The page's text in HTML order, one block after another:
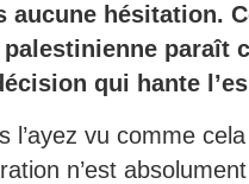
aucune hésitation.
paraît
qui hante
l’ayez vu comme
n’est